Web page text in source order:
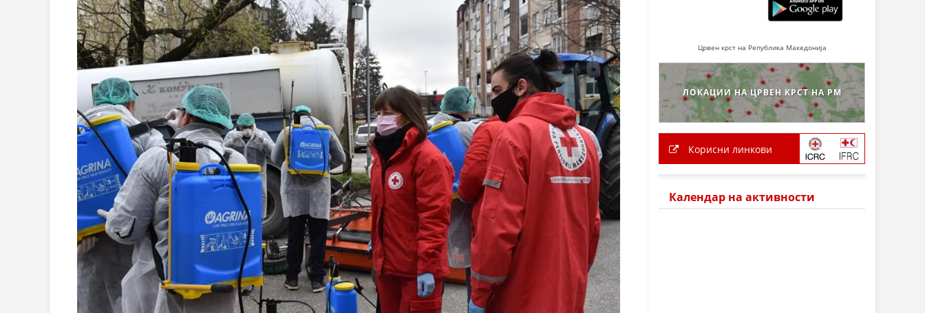
ДИСЕМИНАЦИЈА
MЕЃУНАРОДНО ХУМАНИТАРНО ПРАВО
ПРОМОЦИЈА НА ХУМАНИ ВРЕДНОСТИ
УПОТРЕБА И ЗАШТИТА НА АМБЛЕМОТ
СОЦИЈАЛНО ХУМАНИТАРНА ДЕЈНОСТ
КАКО ДА ДОНИРАТЕ
ПОДГОТВЕНОСТ И ДЕЈСТВО ПРИ КАТАСТРОФИ
ТИМОВИ НА ООЦК
СПАСИТЕЛНА СТАНИЦА ВОДНО
ПРОЕКТИ – ПОДГОТВЕНОСТ И ДЕЈСТВУВАЊЕ ПРИ КАТАСТРОФИ
ОДНОСИ СО ЈАВНОСТ
ИСТРАЖУВАЊЕ НА ЈАВНО МИСЛЕЊЕ
Црвен крст на Република Македонија
ЛОКАЦИИ НА ЦРВЕН КРСТ НА РМ
Корисни линкови
Календар на активности